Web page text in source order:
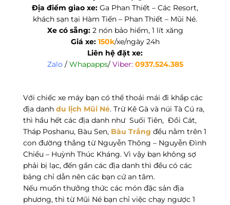
Địa điểm giao xe: Ga Phan Thiết – Các Resort,
khách sạn tại Hàm Tiến – Phan Thiết – Mũi Né.
Xe có sẵng:2 nón bảo hiểm, 1 lít xăng
Giá xe: 150k/xe/ngày 24h
Liên hệ đặt xe:
Zalo / Whapapps/ Viber: 0937.524.385
Với chiếc xe máy bạn có thể thoải mái đi khắp các
địa danh du lịch Mũi Né. Trừ Kê Gà và núi Tà Cú ra,
thì hầu hết các địa danh như Suối Tiên, Đồi Cát,
Tháp Poshanu, Bàu Sen, Bàu Trắng đều nằm trên 1
con đường thẳng từ Nguyễn Thông – Nguyễn Đình
Chiểu – Huỳnh Thúc Kháng. Vì vậy bạn không sợ
phải bị lạc, đến gần các địa danh thì đều có các
bảng chỉ dẫn nên các bạn cứ an tâm.
Nếu muốn thưởng thức các món đặc sản địa
phương, thì từ Mũi Né bạn chỉ việc chạy ngược 1